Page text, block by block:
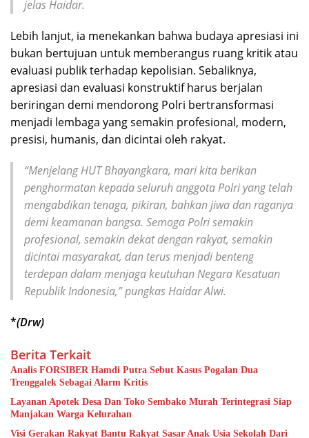
jelas Haidar.
Lebih lanjut, ia menekankan bahwa budaya apresiasi ini
bukan bertujuan untuk memberangus ruang kritik atau
evaluasi publik terhadap kepolisian. Sebaliknya,
apresiasi dan evaluasi konstruktif harus berjalan
beriringan demi mendorong Polri bertransformasi
menjadi lembaga yang semakin profesional, modern,
presisi, humanis, dan dicintai oleh rakyat.
“Menjelang HUT Bhayangkara, mari kita berikan
penghormatan kepada seluruh anggota Polri yang telah
mengabdikan tenaga, pikiran, bahkan jiwa dan raganya
demi keamanan bangsa. Semoga Polri semakin
profesional, semakin dekat dengan rakyat, semakin
dicintai masyarakat, dan terus menjadi benteng
terdepan dalam menjaga keutuhan Negara Kesatuan
Republik Indonesia,” pungkas Haidar Alwi.
*(Drw)
Berita Terkait
Analis FORSIBER Hamdi Putra Sebut Kasus Pogalan Dua
Trenggalek Sebagai Alarm Kritis
Layanan Apotek Desa Dan Toko Sembako Murah Terintegrasi Siap
Manjakan Warga Kelurahan
Visi Gerakan Rakyat Bantu Rakyat Sasar Anak Usia Sekolah Dari